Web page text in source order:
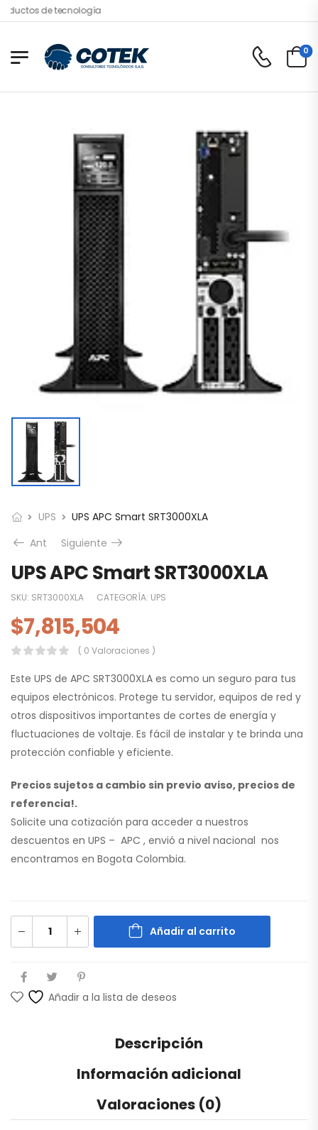
de tecnología
0
UPS
UPS APC Smart SRT3000XLA
Ant
Siguiente
UPS APC Smart SRT3000XLA
SKU: SRT3000XLA CATEGORÍA: UPS
$7,815,504
( 0 Valoraciones )
Este UPS de APC SRT3000XLA es como un seguro para tus
equipos electrónicos. Protege tu servidor, equipos de red y
otros dispositivos importantes de cortes de energía y
fluctuaciones de voltaje. Es fácil de instalar y te brinda una
protección confiable y eficiente.
Precios sujetos a cambio sin previo aviso, precios de
referencia!.
Solicite una cotización para acceder a nuestros
descuentos en UPS – APC , envió a nivel nacional nos
encontramos en Bogota Colombia.
Añadir al carrito
Añadir a la lista de deseos
Descripción
Información adicional
Valoraciones (0)